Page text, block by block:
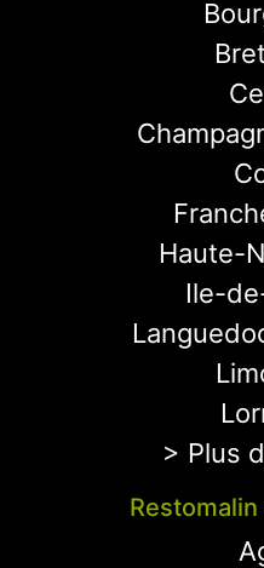
Haute-
Ile-
> Plus